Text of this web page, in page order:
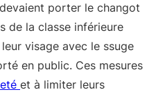
porter le changot
de la classe inférieure
visage avec le ssuge
en public. Ces mesures
et à limiter leurs